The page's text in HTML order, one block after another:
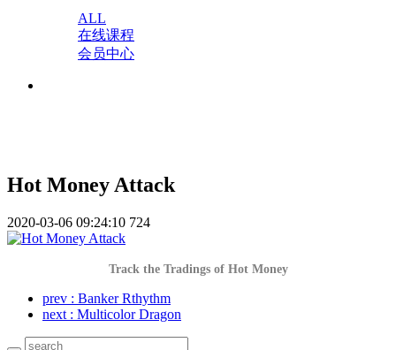
ALL
在线课程
会员中心
Hot Money Attack
2020-03-06 09:24:10 724
Track the Tradings of Hot Money
prev : Banker Rthythm
next : Multicolor Dragon